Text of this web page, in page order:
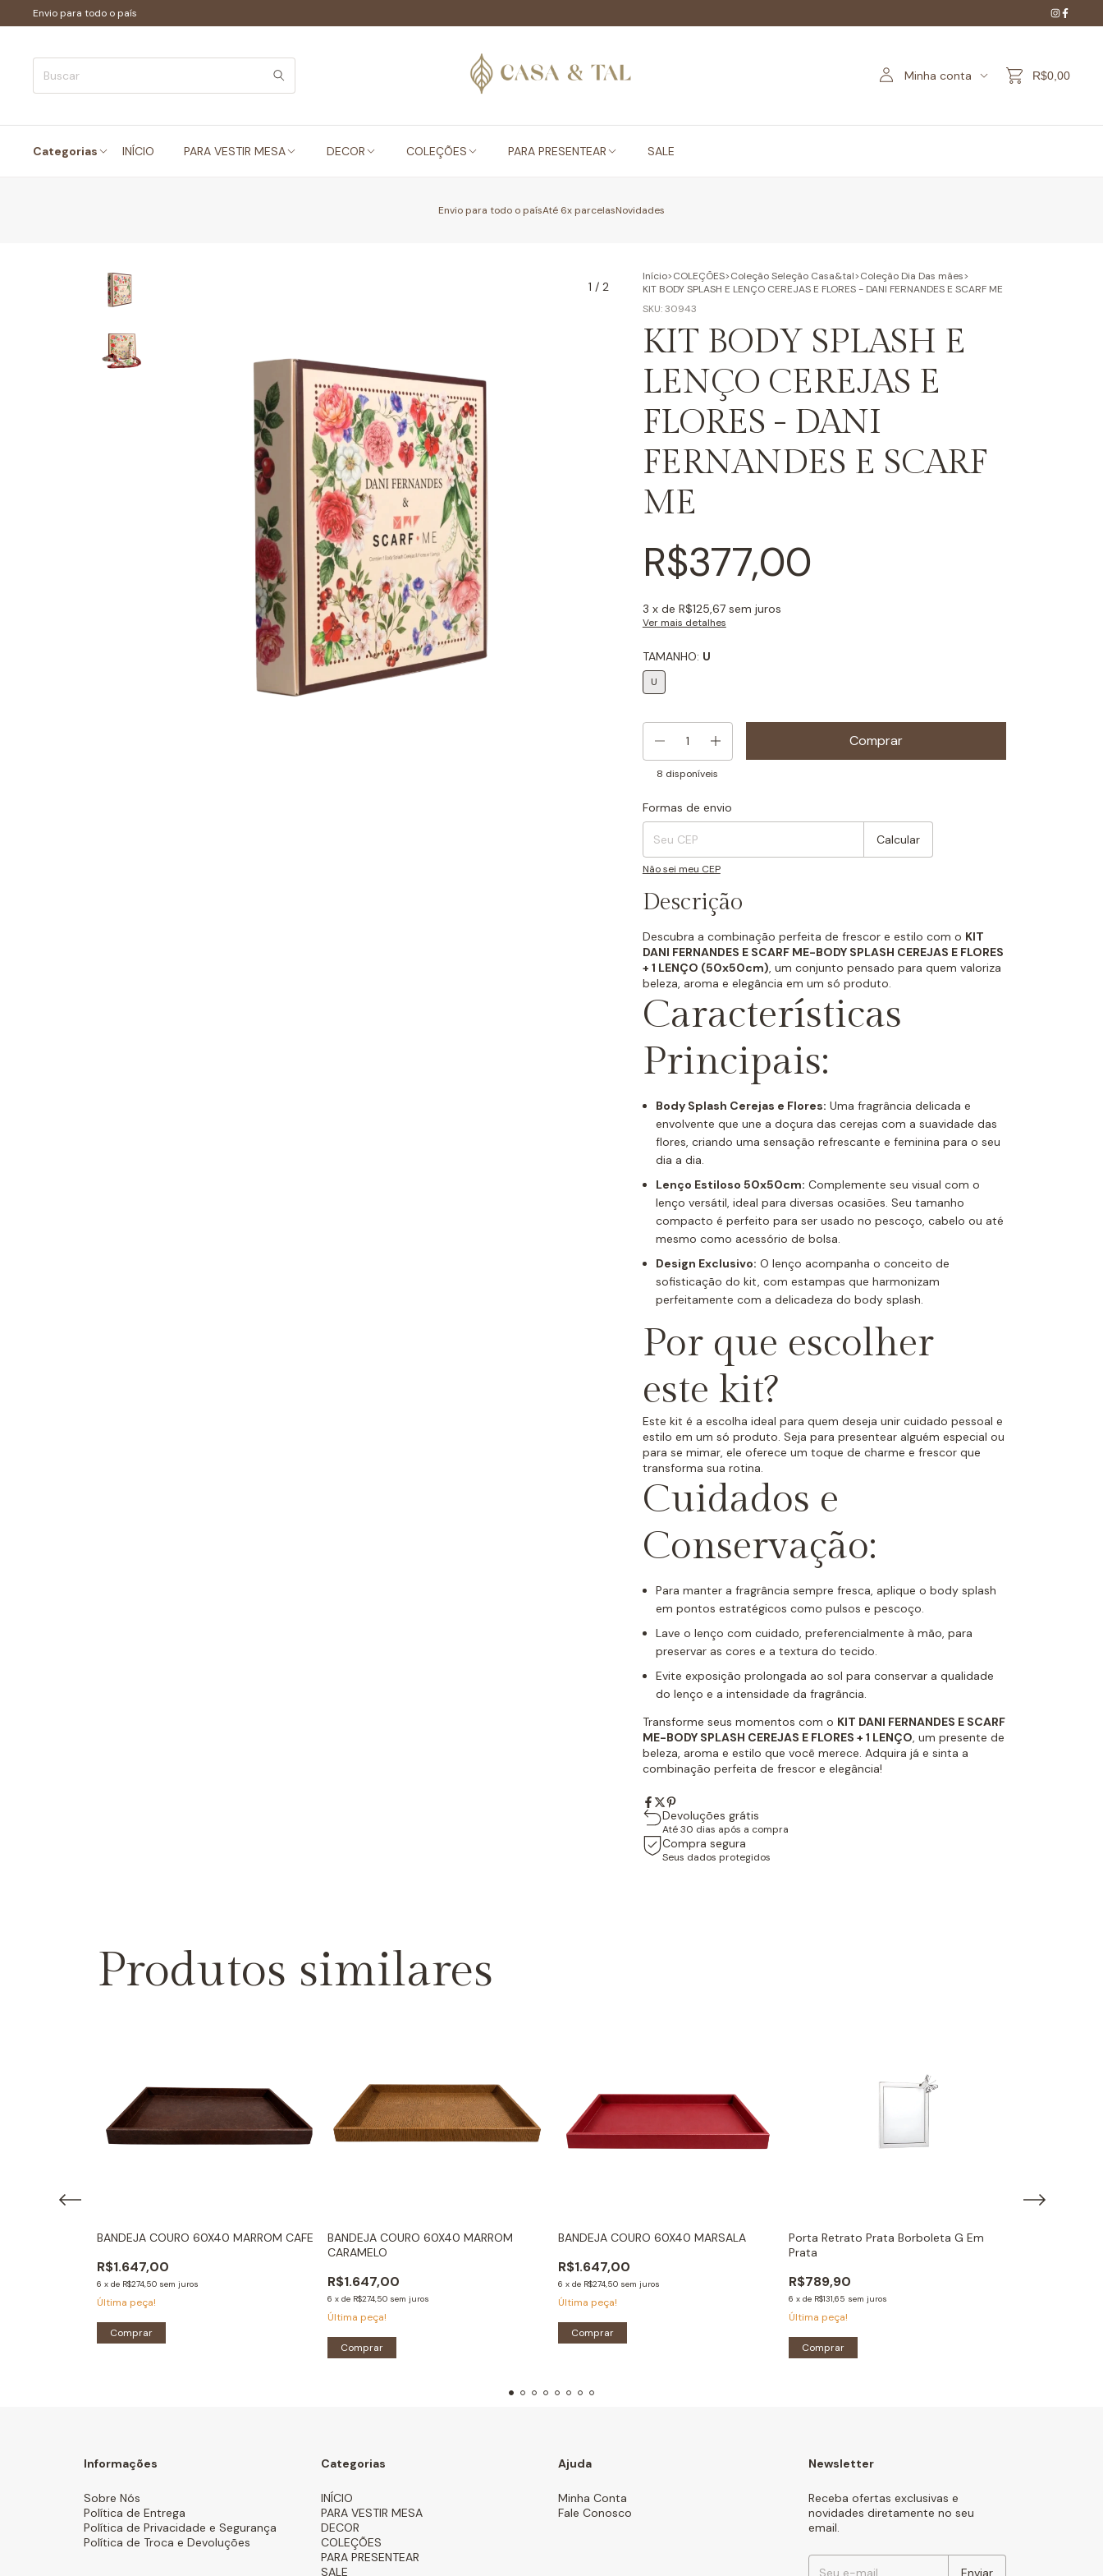
Envio para todo o país
Minha conta R$0,00
Categorias INÍCIO PARA VESTIR MESA DECOR COLEÇÕES PARA PRESENTEAR SALE
Envio para todo o paísAté 6x parcelasNovidades
1 / 2
Início>COLEÇÕES>Coleção Seleção Casa&tal>Coleção Dia Das mães>
KIT BODY SPLASH E LENÇO CEREJAS E FLORES - DANI FERNANDES E SCARF ME
SKU:30943
KIT BODY SPLASH E
LENÇO CEREJAS E
FLORES - DANI
FERNANDES E SCARF
ME
R$377,00
3 x de R$125,67 sem juros
Ver mais detalhes
TAMANHO: U
U
8 disponíveis
Entregas para o CEP:
Formas de envio
Calcular
Não sei meu CEP
Descrição
Descubra a combinação perfeita de frescor e estilo com o KIT
DANI FERNANDES E SCARF ME-BODY SPLASH CEREJAS E FLORES
+ 1 LENÇO (50x50cm), um conjunto pensado para quem valoriza
beleza, aroma e elegância em um só produto.
Características
Principais:
Body Splash Cerejas e Flores: Uma fragrância delicada e
envolvente que une a doçura das cerejas com a suavidade das
flores, criando uma sensação refrescante e feminina para o seu
dia a dia.
Lenço Estiloso 50x50cm: Complemente seu visual com o
lenço versátil, ideal para diversas ocasiões. Seu tamanho
compacto é perfeito para ser usado no pescoço, cabelo ou até
mesmo como acessório de bolsa.
Design Exclusivo: O lenço acompanha o conceito de
sofisticação do kit, com estampas que harmonizam
perfeitamente com a delicadeza do body splash.
Por que escolher
este kit?
Este kit é a escolha ideal para quem deseja unir cuidado pessoal e
estilo em um só produto. Seja para presentear alguém especial ou
para se mimar, ele oferece um toque de charme e frescor que
transforma sua rotina.
Cuidados e
Conservação:
Para manter a fragrância sempre fresca, aplique o body splash
em pontos estratégicos como pulsos e pescoço.
Lave o lenço com cuidado, preferencialmente à mão, para
preservar as cores e a textura do tecido.
Evite exposição prolongada ao sol para conservar a qualidade
do lenço e a intensidade da fragrância.
Transforme seus momentos com o KIT DANI FERNANDES E SCARF
ME-BODY SPLASH CEREJAS E FLORES + 1 LENÇO, um presente de
beleza, aroma e estilo que você merece. Adquira já e sinta a
combinação perfeita de frescor e elegância!
Devoluções grátis
Até 30 dias após a compra
Compra segura
Seus dados protegidos
Produtos similares
BANDEJA COURO 60X40 MARROM CAFE
R$1.647,00
6 x de R$274,50 sem juros
Última peça!
Comprar
BANDEJA COURO 60X40 MARROM
CARAMELO
R$1.647,00
6 x de R$274,50 sem juros
Última peça!
Comprar
BANDEJA COURO 60X40 MARSALA
R$1.647,00
6 x de R$274,50 sem juros
Última peça!
Comprar
Porta Retrato Prata Borboleta G Em
Prata
R$789,90
6 x de R$131,65 sem juros
Última peça!
Comprar
Informações
Sobre Nós
Política de Entrega
Política de Privacidade e Segurança
Política de Troca e Devoluções
Categorias
INÍCIO
PARA VESTIR MESA
DECOR
COLEÇÕES
PARA PRESENTEAR
SALE
Ajuda
Minha Conta
Fale Conosco
Newsletter
Receba ofertas exclusivas e
novidades diretamente no seu
email.